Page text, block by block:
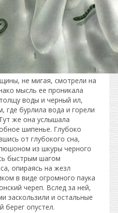
не мигая, смотрели на
мысль ее проникала
воды и черный ил,
где бурлила вода и горели
же она услышала
шипенье. Глубоко
от глубокого сна,
из шкуры черного
быстрым шагом
опираясь на жезл
в виде огромного паука
череп. Вслед за ней,
заскользили и остальные
берег опустел.